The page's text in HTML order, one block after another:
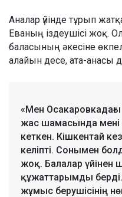
Аналар үйінде тұрып
Еваның іздеушісі жоқ.
баласының әкесіне
алайын десе, ата-анасы
«Мен Осакаровкадағы
жас шамасында мені
кеткен. Кішкентай
келіпті. Сонымен
жоқ. Балалар үйінен
құжаттарымды
жұмыс берушісінің